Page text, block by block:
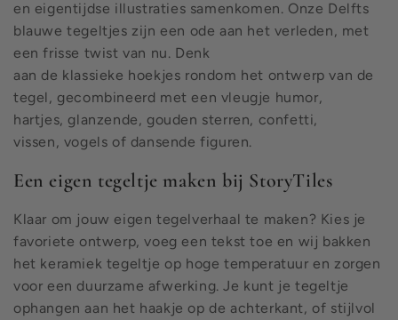
en eigentijdse illustraties samenkomen. Onze Delfts
blauwe tegeltjes zijn een ode aan het verleden, met
een frisse twist van nu. Denk
aan de klassieke hoekjes rondom het ontwerp van de
tegel, gecombineerd met een vleugje humor,
hartjes, glanzende, gouden sterren, confetti,
vissen, vogels of dansende figuren.
Een eigen tegeltje maken bij StoryTiles
Klaar om jouw eigen tegelverhaal te maken? Kies je
favoriete ontwerp, voeg een tekst toe en wij bakken
het keramiek tegeltje op hoge temperatuur en zorgen
voor een duurzame afwerking. Je kunt je tegeltje
ophangen aan het haakje op de achterkant, of stijlvol